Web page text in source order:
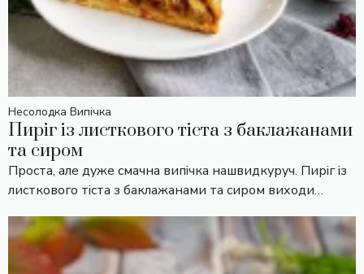
Несолодка Випічка
Пиріг із листкового тіста з баклажанами
та сиром
Проста, але дуже смачна випічка нашвидкуруч. Пиріг із
листкового тіста з баклажанами та сиром виходи…